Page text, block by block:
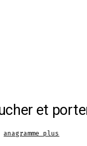
et
anagramme plus